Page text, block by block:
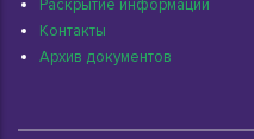
Раскрытие информации
Контакты
Архив документов